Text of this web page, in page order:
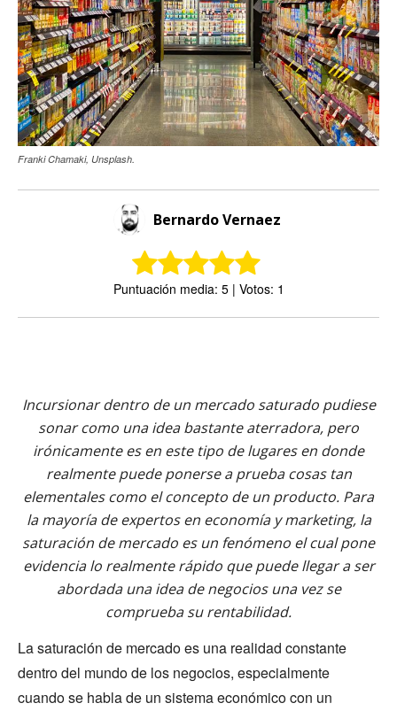
Franki Chamaki, Unsplash.
Bernardo Vernaez
Puntuación media: 5 | Votos: 1
Incursionar dentro de un mercado saturado pudiese
sonar como una idea bastante aterradora, pero
irónicamente es en este tipo de lugares en donde
realmente puede ponerse a prueba cosas tan
elementales como el concepto de un producto. Para
la mayoría de expertos en economía y marketing, la
saturación de mercado es un fenómeno el cual pone
evidencia lo realmente rápido que puede llegar a ser
abordada una idea de negocios una vez se
comprueba su rentabilidad.
La saturación de mercado es una realidad constante
dentro del mundo de los negocios, especialmente
cuando se habla de un sistema económico con un